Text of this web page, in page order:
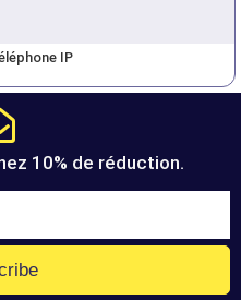
IP
10% de réduction.